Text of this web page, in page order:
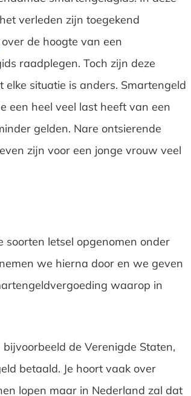
verleden zijn toegekend
over de hoogte van een
raadplegen. Toch zijn deze
situatie is anders. Smartengeld
een heel veel last heeft van een
gelden. Nare ontsierende
zijn voor een jonge vrouw veel
letsel opgenomen onder
we hierna door en we geven
waarop in
de Verenigde Staten,
betaald. Je hoort vaak over
lopen maar in Nederland zal dat